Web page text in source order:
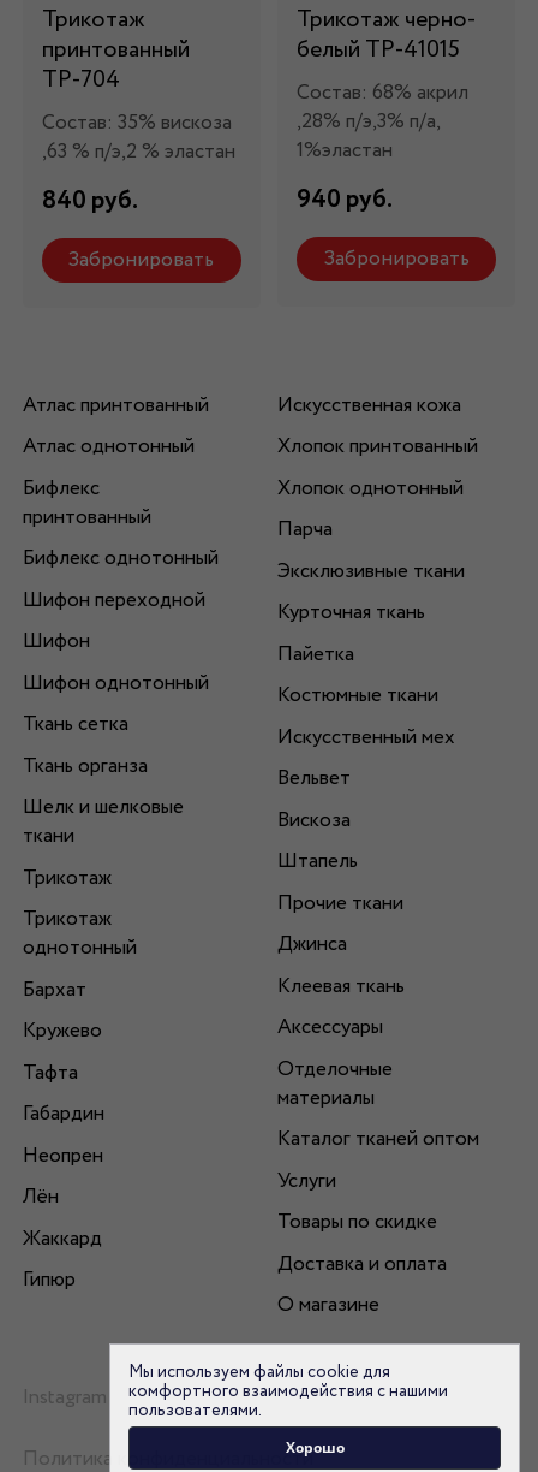
Трикотаж
принтованный
ТР-704
Состав: 35% вискоза
,63 % п/э,2 % эластан
840 руб.
Забронировать
Трикотаж черно-
белый ТР-41015
Состав: 68% акрил
,28% п/э,3% п/а,
1%эластан
940 руб.
Забронировать
Атлас принтованный
Атлас однотонный
Бифлекс
принтованный
Бифлекс однотонный
Шифон переходной
Шифон
Шифон однотонный
Ткань сетка
Ткань органза
Шелк и шелковые
ткани
Трикотаж
Трикотаж
однотонный
Бархат
Кружево
Тафта
Габардин
Неопрен
Лён
Жаккард
Гипюр
Искусственная кожа
Хлопок принтованный
Хлопок однотонный
Парча
Эксклюзивные ткани
Курточная ткань
Пайетка
Костюмные ткани
Искусственный мех
Вельвет
Вискоза
Штапель
Прочие ткани
Джинса
Клеевая ткань
Аксессуары
Отделочные
материалы
Каталог тканей оптом
Услуги
Товары по скидке
Доставка и оплата
О магазине
Instagram
Политика конфиденциальности
Мы используем файлы cookie для
комфортного взаимодействия с нашими
пользователями.
Хорошо